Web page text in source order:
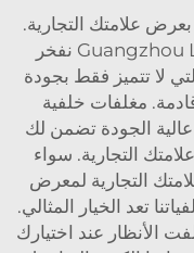
علامتك التجارية.
ولهذا السبب نحن في Guangzhou Landscape نفخر
لا تتميز فقط بجودة
مغلفات خلفية
الجودة تضمن لك
التجارية. سواء
التجارية لمعرض
تعد الخيار المثالي.
الأنظار عند اختيارك